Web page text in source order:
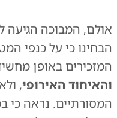
אולם, המבוכה הגיעה
הבחינו כי על כנפי
המזכירים באופן
והאיחוד האירופי,
המסורתיים. נראה כי